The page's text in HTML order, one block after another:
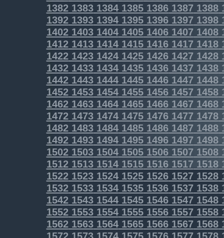
138213831384138513861387 1388
139213931394139513961397 1398
140214031404140514061407 1408
141214131414141514161417 1418
142214231424142514261427 1428
143214331434143514361437 1438
144214431444144514461447 1448
145214531454145514561457 1458
146214631464146514661467 1468
147214731474147514761477 1478
148214831484148514861487 1488
149214931494149514961497 1498
150215031504150515061507 1508
151215131514151515161517 1518
1522152315241525152615271528
1532153315341535153615371538
1542154315441545154615471548
1552155315541555155615571558
1562156315641565156615671568